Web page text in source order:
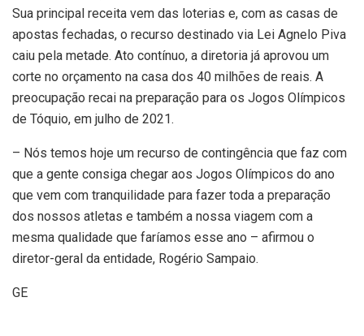
Sua principal receita vem das loterias e, com as casas de
apostas fechadas, o recurso destinado via Lei Agnelo Piva
caiu pela metade. Ato contínuo, a diretoria já aprovou um
corte no orçamento na casa dos 40 milhões de reais. A
preocupação recai na preparação para os Jogos Olímpicos
de Tóquio, em julho de 2021.
– Nós temos hoje um recurso de contingência que faz com
que a gente consiga chegar aos Jogos Olímpicos do ano
que vem com tranquilidade para fazer toda a preparação
dos nossos atletas e também a nossa viagem com a
mesma qualidade que faríamos esse ano – afirmou o
diretor-geral da entidade, Rogério Sampaio.
GE